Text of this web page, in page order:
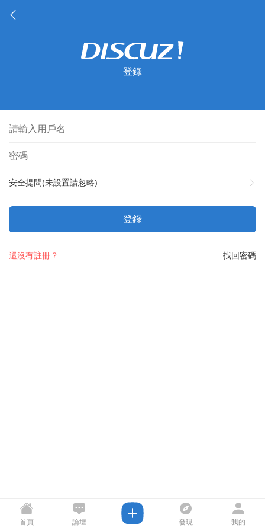
登錄
安全提問(未設置請忽略)
登錄
找回密碼
還沒有註冊？
首頁 論壇 發現 我的